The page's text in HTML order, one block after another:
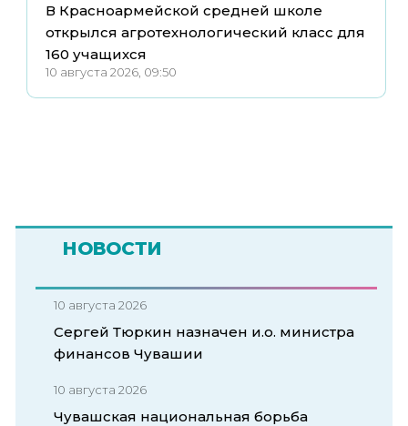
В Красноармейской средней школе
открылся агротехнологический класс для
160 учащихся
10 августа 2026, 09:50
НОВОСТИ
10 августа 2026
Сергей Тюркин назначен и.о. министра
финансов Чувашии
10 августа 2026
Чувашская национальная борьба